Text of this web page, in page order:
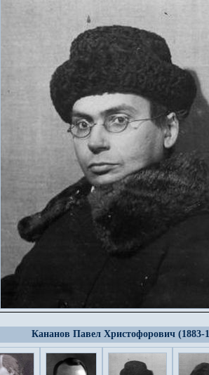
Кананов Павел Христофорович (1883-